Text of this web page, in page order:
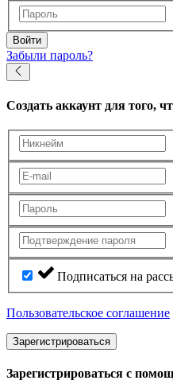
Войти
Забыли пароль?
Создать аккаунт для того,
Подписаться на
Пользовательское соглашение
Зарегистрироваться
Зарегистрироваться с